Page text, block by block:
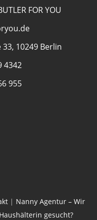
FOR YOU
10249 Berlin
4342
955
| Nanny Agentur – Wir
Haushälterin gesucht?